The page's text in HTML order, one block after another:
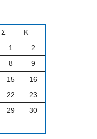
Σ
Κ
1
2
8
9
15
16
22
23
29
30